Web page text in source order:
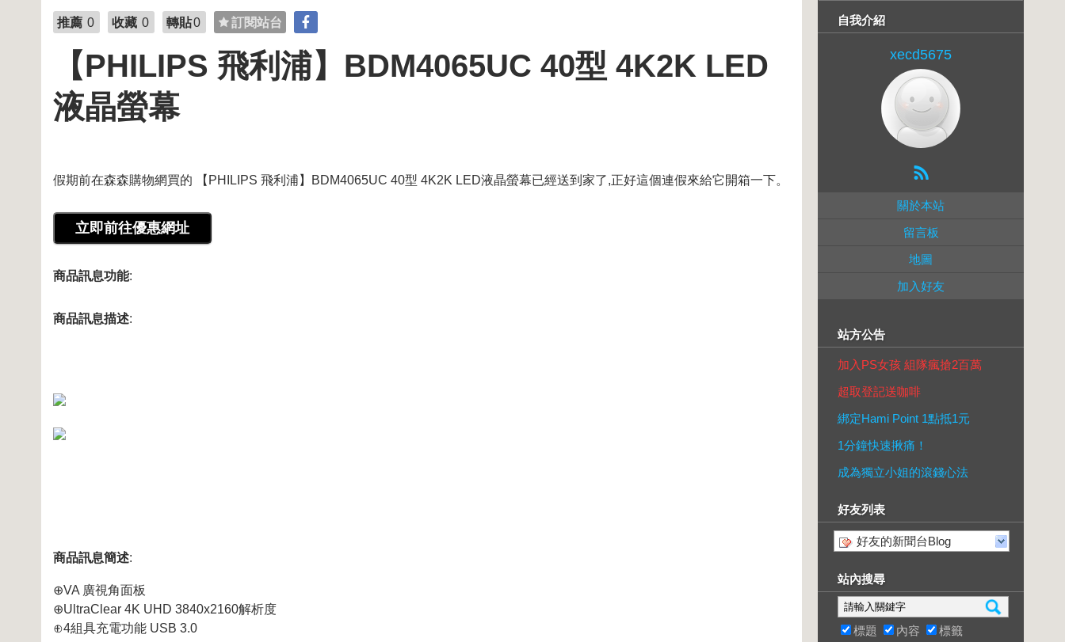
推薦 0 收藏 0 轉貼0 訂閱站台
【PHILIPS 飛利浦】BDM4065UC 40型 4K2K LED
液晶螢幕
假期前在森森購物網買的 【PHILIPS 飛利浦】BDM4065UC 40型 4K2K LED液晶螢幕已經送到家了,正好這個連假來給它開箱一下。
商品訊息功能:
商品訊息描述:
商品訊息簡述:
⊕VA 廣視角面板
⊕UltraClear 4K UHD 3840x2160解析度
⊕4組具充電功能 USB 3.0
自我介紹
xecd5675
關於本站
留言板
地圖
加入好友
站方公告
加入PS女孩 組隊瘋搶2百萬
超取登記送咖啡
綁定Hami Point 1點抵1元
1分鐘快速揪痛！
成為獨立小姐的滾錢心法
好友列表
好友的新聞台Blog
站內搜尋
標題 內容 標籤